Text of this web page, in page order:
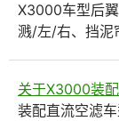
X3000车型后
溅/左/右、挡泥
关于X3000装
装配直流空滤